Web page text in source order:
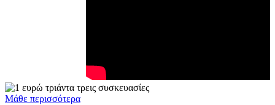
Μάθε περισσότερα